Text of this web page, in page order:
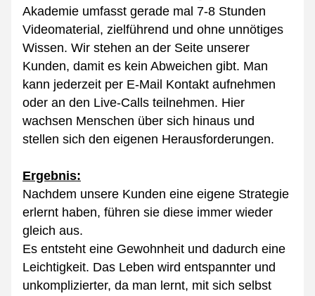
Akademie umfasst gerade mal 7-8 Stunden
Videomaterial, zielführend und ohne unnötiges
Wissen. Wir stehen an der Seite unserer
Kunden, damit es kein Abweichen gibt. Man
kann jederzeit per E-Mail Kontakt aufnehmen
oder an den Live-Calls teilnehmen. Hier
wachsen Menschen über sich hinaus und
stellen sich den eigenen Herausforderungen.
Ergebnis:
Nachdem unsere Kunden eine eigene Strategie
erlernt haben, führen sie diese immer wieder
gleich aus.
Es entsteht eine Gewohnheit und dadurch eine
Leichtigkeit. Das Leben wird entspannter und
unkomplizierter, da man lernt, mit sich selbst